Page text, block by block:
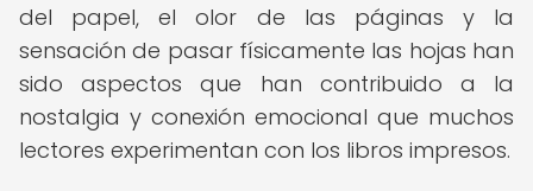
del papel, el olor de las páginas y la
sensación de pasar físicamente las hojas han
sido aspectos que han contribuido a la
nostalgia y conexión emocional que muchos
lectores experimentan con los libros impresos.